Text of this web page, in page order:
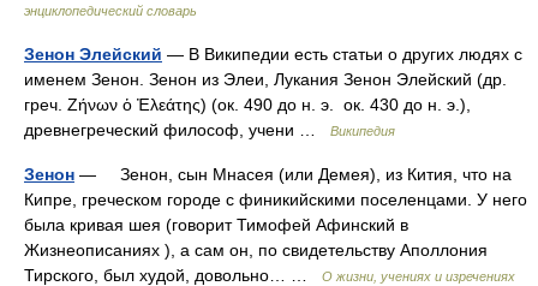
энциклопедический словарь
Зенон Элейский — В Википедии есть статьи о других людях с
именем Зенон. Зенон из Элеи, Лукания Зенон Элейский (др.
греч. Ζήνων ὁ Ἐλεάτης) (ок. 490 до н. э. ок. 430 до н. э.),
древнегреческий философ, учени …
Википедия
Зенон — Зенон, сын Мнасея (или Демея), из Кития, что на
Кипре, греческом городе с финикийскими поселенцами. У него
была кривая шея (говорит Тимофей Афинский в
Жизнеописаниях ), а сам он, по свидетельству Аполлония
Тирского, был худой, довольно… …
О жизни, учениях и изречениях